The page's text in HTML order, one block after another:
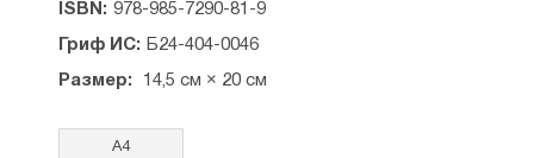
ISBN: 978-985-7290-81-9
Гриф ИС: Б24-404-0046
Размер: 14,5 см × 20 см
А4